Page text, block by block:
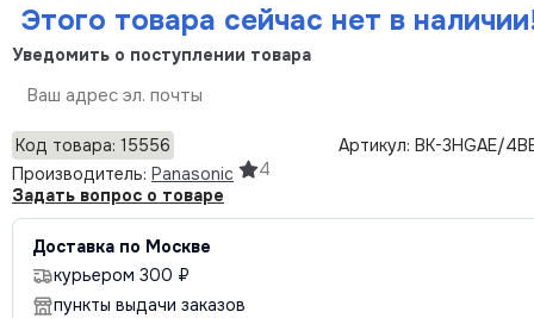
Этого товара сейчас нет в
Уведомить о поступлении товара
Код товара: 15556
Артикул: BK-3HGAE/
Производитель: Panasonic
4
Задать вопрос о товаре
Доставка по Москве
курьером 300 ₽
пункты выдачи заказов